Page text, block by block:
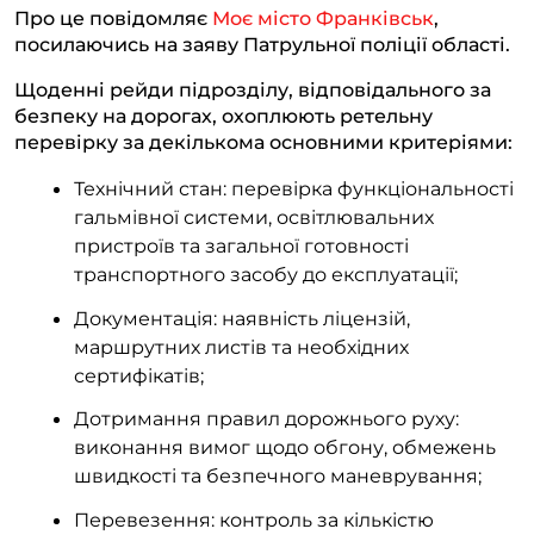
m
k
p
k
Про це повідомляє Моє місто Франківськ,
посилаючись на заяву Патрульної поліції області.
Щоденні рейди підрозділу, відповідального за
безпеку на дорогах, охоплюють ретельну
перевірку за декількома основними критеріями:
Технічний стан: перевірка функціональності
гальмівної системи, освітлювальних
пристроїв та загальної готовності
транспортного засобу до експлуатації;
Документація: наявність ліцензій,
маршрутних листів та необхідних
сертифікатів;
Дотримання правил дорожнього руху:
виконання вимог щодо обгону, обмежень
швидкості та безпечного маневрування;
Перевезення: контроль за кількістю